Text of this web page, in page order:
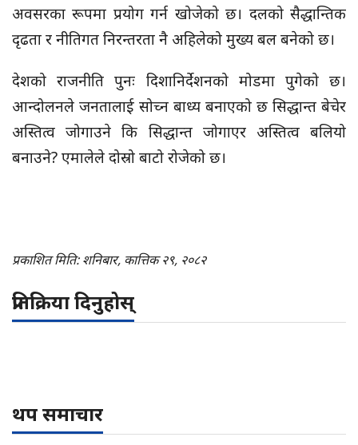
अवसरका रूपमा प्रयोग गर्न खोजेको छ। दलको सैद्धान्तिक
दृढता र नीतिगत निरन्तरता नै अहिलेको मुख्य बल बनेको छ।
देशको राजनीति पुनः दिशानिर्देशनको मोडमा पुगेको छ।
आन्दोलनले जनतालाई सोच्न बाध्य बनाएको छ सिद्धान्त बेचेर
अस्तित्व जोगाउने कि सिद्धान्त जोगाएर अस्तित्व बलियो
बनाउने? एमालेले दोस्रो बाटो रोजेको छ।
प्रकाशित मिति: शनिबार, कात्तिक २९, २०८२
प्रतिक्रिया दिनुहोस्
थप समाचार